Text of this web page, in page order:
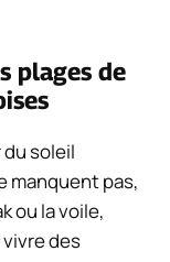
plages de
soleil
manquent pas,
ou la voile,
vivre des